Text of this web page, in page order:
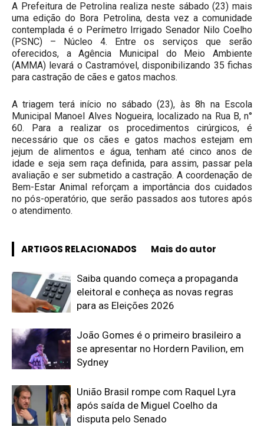
A Prefeitura de Petrolina realiza neste sábado (23) mais
uma edição do Bora Petrolina, desta vez a comunidade
contemplada é o Perímetro Irrigado Senador Nilo Coelho
(PSNC) – Núcleo 4. Entre os serviços que serão
oferecidos, a Agência Municipal do Meio Ambiente
(AMMA) levará o Castramóvel, disponibilizando 35 fichas
para castração de cães e gatos machos.
A triagem terá início no sábado (23), às 8h na Escola
Municipal Manoel Alves Nogueira, localizado na Rua B, n°
60. Para a realizar os procedimentos cirúrgicos, é
necessário que os cães e gatos machos estejam em
jejum de alimentos e água, tenham até cinco anos de
idade e seja sem raça definida, para assim, passar pela
avaliação e ser submetido a castração. A coordenação de
Bem-Estar Animal reforçam a importância dos cuidados
no pós-operatório, que serão passados aos tutores após
o atendimento.
ARTIGOS RELACIONADOS Mais do autor
Saiba quando começa a propaganda
eleitoral e conheça as novas regras
para as Eleições 2026
João Gomes é o primeiro brasileiro a
se apresentar no Hordern Pavilion, em
Sydney
União Brasil rompe com Raquel Lyra
após saída de Miguel Coelho da
disputa pelo Senado